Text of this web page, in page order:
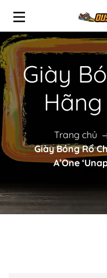
Giày
Hãng
Trang chủ
Giày Bóng Rổ
A’One